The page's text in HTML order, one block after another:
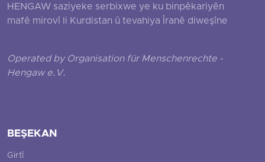
HENGAW saziyeke serbixwe ye ku binpêkariyên
mafê mirovî li Kurdistan û tevahiya Îranê diweşîne
Operated by Organisation für Menschenrechte -
Hengaw e.V.
BEŞEKAN
Girtî